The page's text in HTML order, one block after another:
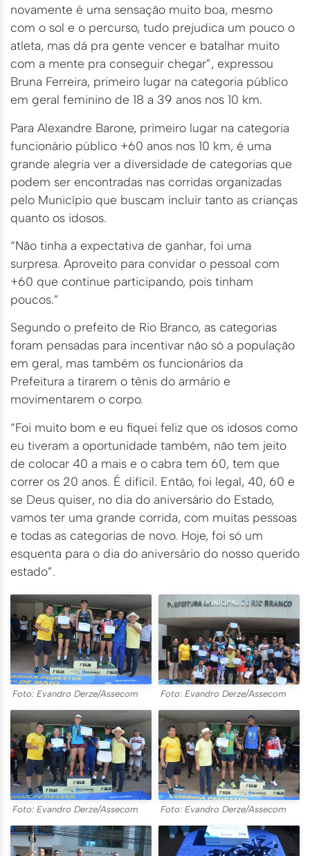
novamente é uma sensação muito boa, mesmo
com o sol e o percurso, tudo prejudica um pouco o
atleta, mas dá pra gente vencer e batalhar muito
com a mente pra conseguir chegar”, expressou
Bruna Ferreira, primeiro lugar na categoria público
em geral feminino de 18 a 39 anos nos 10 km.
Para Alexandre Barone, primeiro lugar na categoria
funcionário público +60 anos nos 10 km, é uma
grande alegria ver a diversidade de categorias que
podem ser encontradas nas corridas organizadas
pelo Município que buscam incluir tanto as crianças
quanto os idosos.
“Não tinha a expectativa de ganhar, foi uma
surpresa. Aproveito para convidar o pessoal com
+60 que continue participando, pois tinham
poucos.”
Segundo o prefeito de Rio Branco, as categorias
foram pensadas para incentivar não só a população
em geral, mas também os funcionários da
Prefeitura a tirarem o tênis do armário e
movimentarem o corpo.
“Foi muito bom e eu fiquei feliz que os idosos como
eu tiveram a oportunidade também, não tem jeito
de colocar 40 a mais e o cabra tem 60, tem que
correr os 20 anos. É difícil. Então, foi legal, 40, 60 e
se Deus quiser, no dia do aniversário do Estado,
vamos ter uma grande corrida, com muitas pessoas
e todas as categorias de novo. Hoje, foi só um
esquenta para o dia do aniversário do nosso querido
estado”.
Foto: Evandro Derze/Assecom Foto: Evandro Derze/Assecom
Foto: Evandro Derze/Assecom Foto: Evandro Derze/Assecom